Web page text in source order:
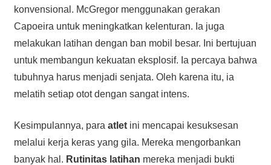
konvensional. McGregor menggunakan gerakan
Capoeira untuk meningkatkan kelenturan. Ia juga
melakukan latihan dengan ban mobil besar. Ini bertujuan
untuk membangun kekuatan eksplosif. Ia percaya bahwa
tubuhnya harus menjadi senjata. Oleh karena itu, ia
melatih setiap otot dengan sangat intens.
Kesimpulannya, para atletini mencapai kesuksesan
melalui kerja keras yang gila. Mereka mengorbankan
banyak hal. Rutinitas latihan mereka menjadi bukti